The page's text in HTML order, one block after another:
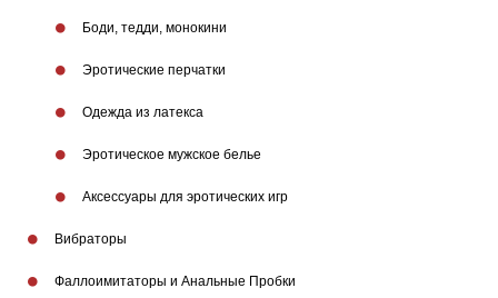
Боди, тедди, монокини
Эротические перчатки
Одежда из латекса
Эротическое мужское белье
Аксессуары для эротических игр
Вибраторы
Фаллоимитаторы и Анальные Пробки